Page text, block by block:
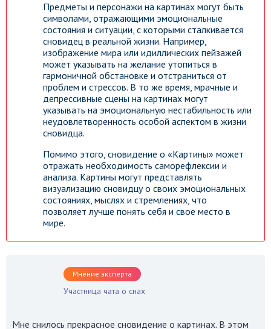
Предметы и персонажи на картинах могут быть
символами, отражающими эмоциональные
состояния и ситуации, с которыми сталкивается
сновидец в реальной жизни. Например,
изображение мира или идиллических пейзажей
может указывать на желание утопиться в
гармоничной обстановке и отстраниться от
проблем и стрессов. В то же время, мрачные и
депрессивные сцены на картинах могут
указывать на эмоциональную нестабильность или
неудовлетворенность особой аспектом в жизни
сновидца.
Помимо этого, сновидение о «Картины» может
отражать необходимость саморефлексии и
анализа. Картины могут представлять
визуализацию сновидцу о своих эмоциональных
состояниях, мыслях и стремлениях, что
позволяет лучше понять себя и свое место в
мире.
Мнение эксперта
Участница чата о снах
Мне снилось прекрасное сновидение о картинах. В этом